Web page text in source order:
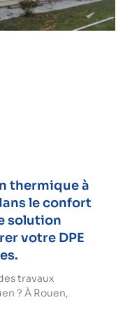
thermique à
le confort
solution
votre DPE
travaux
? À Rouen,